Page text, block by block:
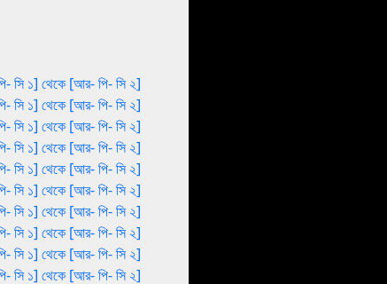
সি ১] থেকে [আর- পি- সি ২]
সি ১] থেকে [আর- পি- সি ২]
সি ১] থেকে [আর- পি- সি ২]
সি ১] থেকে [আর- পি- সি ২]
সি ১] থেকে [আর- পি- সি ২]
সি ১] থেকে [আর- পি- সি ২]
সি ১] থেকে [আর- পি- সি ২]
সি ১] থেকে [আর- পি- সি ২]
সি ১] থেকে [আর- পি- সি ২]
সি ১] থেকে [আর- পি- সি ২]